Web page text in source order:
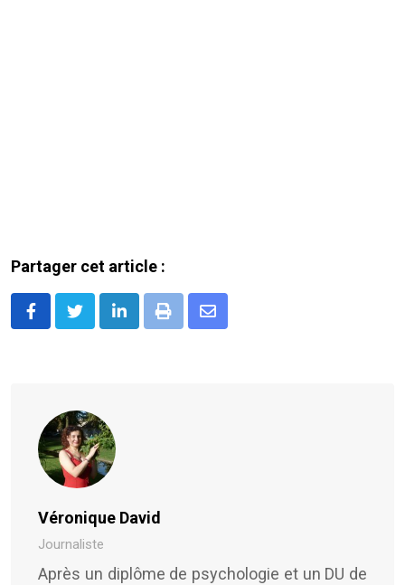
Partager cet article :
LinkedInPrint
Share
Véronique David
Journaliste
Après un diplôme de psychologie et un DU de